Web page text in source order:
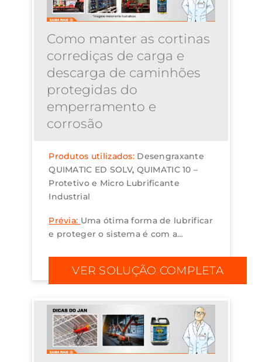
Como manter as cortinas
corrediças de carga e
descarga de caminhões
protegidas do
emperramento e
corrosão
Produtos utilizados: Desengraxante
QUIMATIC ED SOLV QUIMATIC 10 –
Protetivo e Micro Lubrificante
Industrial
Prévia: Uma ótima forma de lubrificar
e proteger o sistema é com a
afasta a umidade e a poeira,
protegendo os...
VER SOLUÇÃO COMPLETA